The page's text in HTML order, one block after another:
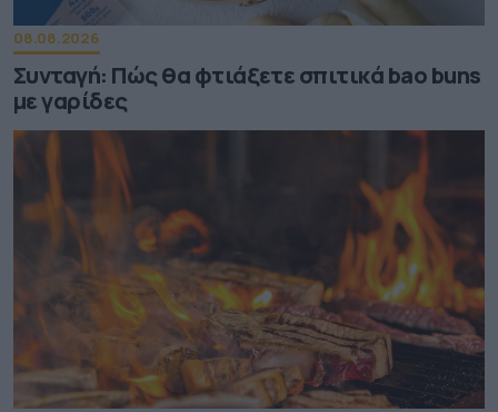
08.08.2026
Συνταγή: Πώς θα φτιάξετε σπιτικά bao buns
με γαρίδες